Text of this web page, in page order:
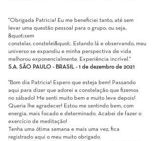
"Obrigada Patricia! Eu me beneficiei tanto, até sem
levar uma questão pessoal para o grupo, ou seja,
&quot;sem
constelar, constelei&quot;. Estando lá e observando, meu
universo se expandiu e minha perspectiva de vida
melhorou exponencialmente. Experiência incrível."
S.A. SÃO PAULO - BRASIL - 1 de dezembro de 2021
"Bom dia Patricia! Espero que esteja bem! Passando
aqui para dizer que adorei a constelação que fizemos
no sábado! Me senti muito bem e muito leve depois!
Queria lhe agradecer! Estou me sentindo bem, com
energia, mais focado e determinado. Acabei de fazer o
exercício de meditação!
Tenha uma ótima semana e mais uma vez, fica
registrado aqui o meu muito obrigado.